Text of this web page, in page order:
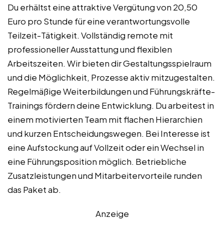
Du erhältst eine attraktive Vergütung von 20,50
Euro pro Stunde für eine verantwortungsvolle
Teilzeit-Tätigkeit. Vollständig remote mit
professioneller Ausstattung und flexiblen
Arbeitszeiten. Wir bieten dir Gestaltungsspielraum
und die Möglichkeit, Prozesse aktiv mitzugestalten.
Regelmäßige Weiterbildungen und Führungskräfte-
Trainings fördern deine Entwicklung. Du arbeitest in
einem motivierten Team mit flachen Hierarchien
und kurzen Entscheidungswegen. Bei Interesse ist
eine Aufstockung auf Vollzeit oder ein Wechsel in
eine Führungsposition möglich. Betriebliche
Zusatzleistungen und Mitarbeitervorteile runden
das Paket ab.
Anzeige